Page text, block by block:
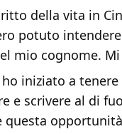
della vita in
potuto
mio cognome.
iniziato a
e scrivere al di
questa